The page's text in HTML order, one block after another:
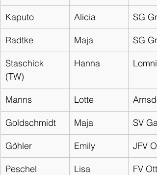
Kaputo Alicia SG
Radtke Maja SG
Staschick
(TW)
Hanna
Manns Lotte
Goldschmidt Maja SV
Göhler Emily JFV
Peschel Lisa FV